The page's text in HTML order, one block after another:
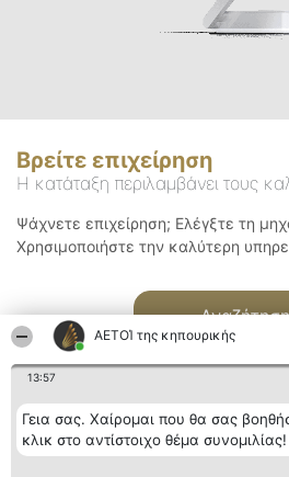
ΑΕΤΟΊ της κηπουρικής
13:57
Γεια σας. Χαίρομαι που θα σας
κλικ στο αντίστοιχο θέμα
Βρείτε επιχείρηση
Η κατάταξη περιλαμβάνει τους
Ψάχνετε επιχείρηση; Ελέγξτε τη
Χρησιμοποιήστε την καλύτερη
Αναζήτηση